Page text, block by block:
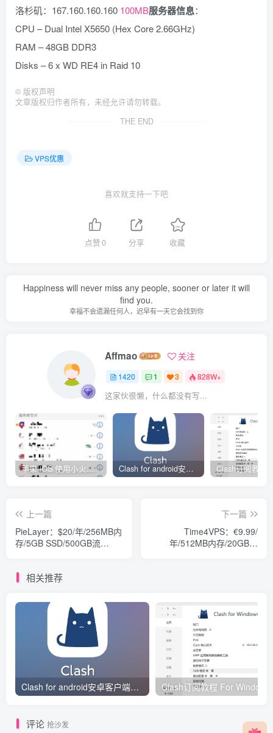
洛杉矶：167.160.160.160 100MB服务器信息：
CPU – Dual Intel X5650 (Hex Core 2.66GHz)
RAM – 48GB DDR3
Disks – 6 x WD RE4 in Raid 10
© 版权声明
文章版权归作者所有，未经允许请勿转载。
THE END
VPS优惠
喜欢就支持一下吧
点赞0 分享 收藏
Happiness will never miss any people, sooner or later it will
find you.
幸福不会遗漏任何人，迟早有一天它会找到你
Affmao 关注
1420 1 3 828W+
这家伙很懒，什么都没有写...
苹果 iOS 使用小火箭(shadowrocket)新手教程 Clash for android安卓客户端保姆级新手使用教程
上一篇
PieLayer：$20/年/256MB内
存/5GB SSD/500GB流
下一篇
Time4VPS：€9.99/
年/512MB内存/20GB空
相关推荐
Clash for android安卓客户端保姆级新手使用教程
评论 抢沙发